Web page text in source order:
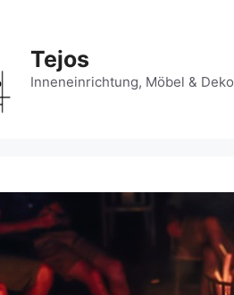
Tejos
Inneneinrichtung, Möbel & Deko